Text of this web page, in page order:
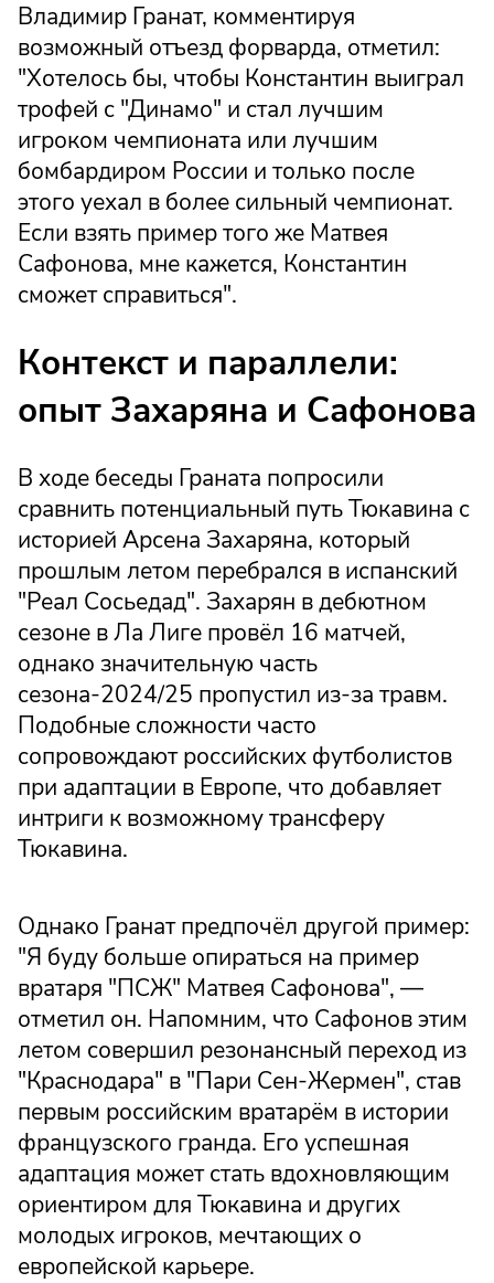
Владимир Гранат, комментируя
возможный отъезд форварда, отметил:
"Хотелось бы, чтобы Константин выиграл
трофей с "Динамо" и стал лучшим
игроком чемпионата или лучшим
бомбардиром России и только после
этого уехал в более сильный чемпионат.
Если взять пример того же Матвея
Сафонова, мне кажется, Константин
сможет справиться".
Контекст и параллели:
опыт Захаряна и Сафонова
В ходе беседы Граната попросили
сравнить потенциальный путь Тюкавина с
историей Арсена Захаряна, который
прошлым летом перебрался в испанский
"Реал Сосьедад". Захарян в дебютном
сезоне в Ла Лиге провёл 16 матчей,
однако значительную часть
сезона-2024/25 пропустил из-за травм.
Подобные сложности часто
сопровождают российских футболистов
при адаптации в Европе, что добавляет
интриги к возможному трансферу
Тюкавина.
Однако Гранат предпочёл другой пример:
"Я буду больше опираться на пример
вратаря "ПСЖ" Матвея Сафонова", —
отметил он. Напомним, что Сафонов этим
летом совершил резонансный переход из
"Краснодара" в "Пари Сен-Жермен", став
первым российским вратарём в истории
французского гранда. Его успешная
адаптация может стать вдохновляющим
ориентиром для Тюкавина и других
молодых игроков, мечтающих о
европейской карьере.